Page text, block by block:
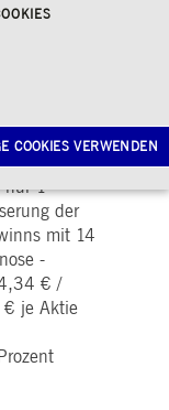
auf
nur 1
der
mit 14
-
€ /
je Aktie
COOKIES VERWENDEN
Targeting-Cookies
und
nicht richtig genutzt werden.